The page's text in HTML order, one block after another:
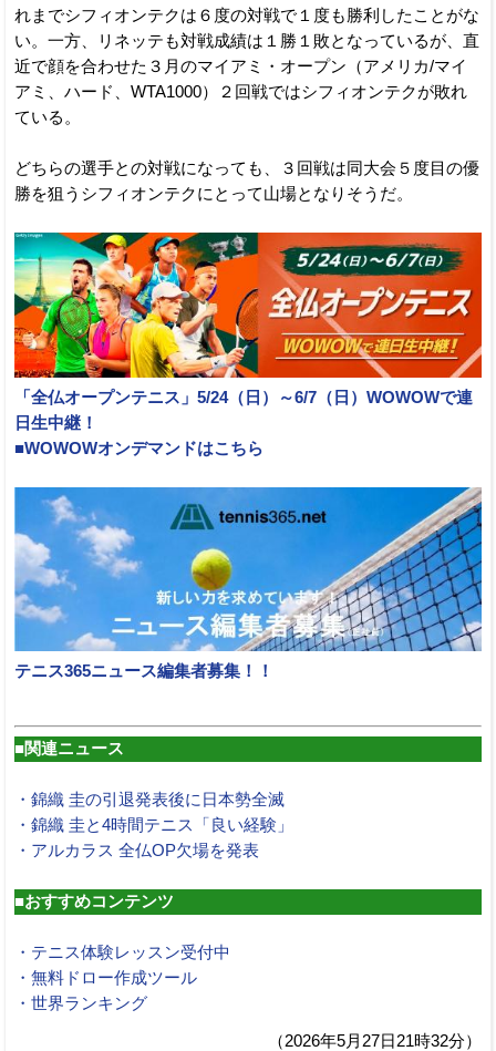
れまでシフィオンテクは６度の対戦で１度も勝利したことがな
い。一方、リネッテも対戦成績は１勝１敗となっているが、直
近で顔を合わせた３月のマイアミ・オープン（アメリカ/マイ
アミ、ハード、WTA1000）２回戦ではシフィオンテクが敗れ
ている。
どちらの選手との対戦になっても、３回戦は同大会５度目の優
勝を狙うシフィオンテクにとって山場となりそうだ。
「全仏オープンテニス」5/24（日）～6/7（日）WOWOWで連
日生中継！
■WOWOWオンデマンドはこちら
テニス365ニュース編集者募集！！
■関連ニュース
・錦織 圭の引退発表後に日本勢全滅
・錦織 圭と4時間テニス「良い経験」
・アルカラス 全仏OP欠場を発表
■おすすめコンテンツ
・テニス体験レッスン受付中
・無料ドロー作成ツール
・世界ランキング
（2026年5月27日21時32分）